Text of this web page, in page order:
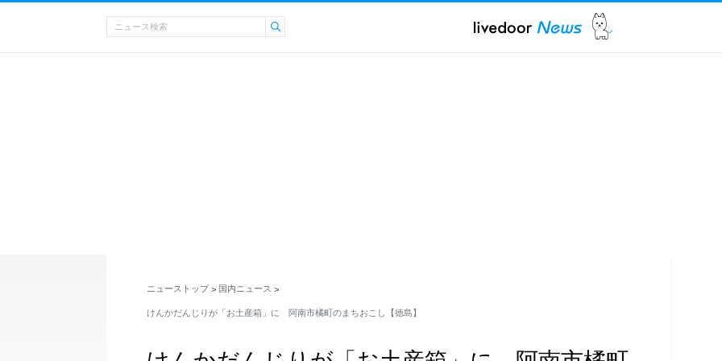
ニューストップ > 国内ニュース >
けんかだんじりが「お土産箱」に 阿南市橘町のまちおこし【徳島】